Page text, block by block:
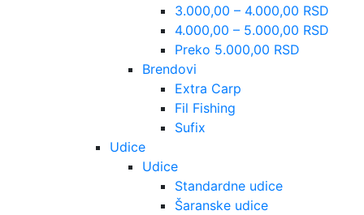
3.000,00 – 4.000,00 RSD
4.000,00 – 5.000,00 RSD
Preko 5.000,00 RSD
Brendovi
Extra Carp
Fil Fishing
Sufix
Udice
Udice
Standardne udice
Šaranske udice